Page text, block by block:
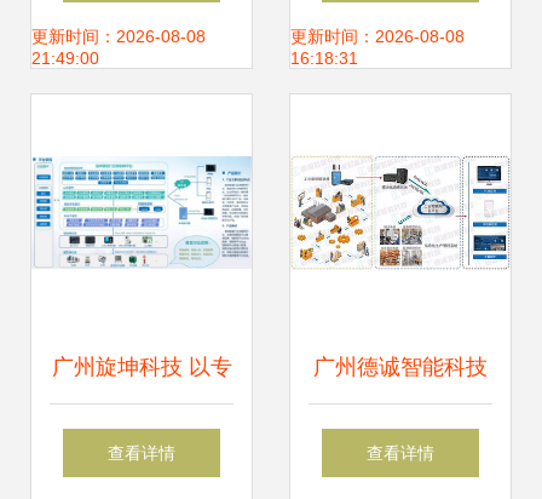
术研发迈向新征程
更新时间：2026-08-08
21:49:00
耕物联网行业的技
更新时间：2026-08-08
16:18:31
广州旋坤科技 以专
家级物联网方案亮
查看详情
广州德诚智能科技
引领工业物联网新
查看详情